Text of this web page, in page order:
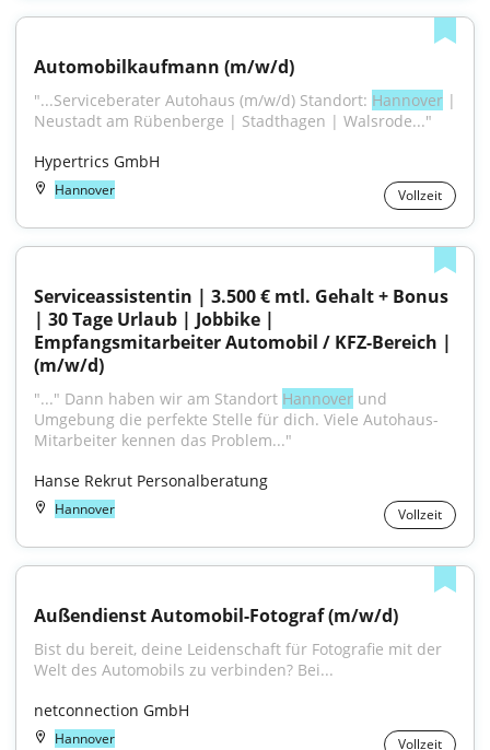
Automobilkaufmann (m/w/d)
"...Serviceberater Autohaus (m/w/d) Standort: Hannover |
Neustadt am Rübenberge | Stadthagen | Walsrode..."
Hypertrics GmbH
Hannover Vollzeit
Serviceassistentin | 3.500 € mtl. Gehalt + Bonus
| 30 Tage Urlaub | Jobbike |
Empfangsmitarbeiter Automobil / KFZ-Bereich |
(m/w/d)
"..." Dann haben wir am Standort Hannover und
Umgebung die perfekte Stelle für dich. Viele Autohaus-
Mitarbeiter kennen das Problem..."
Hanse Rekrut Personalberatung
Hannover Vollzeit
Außendienst Automobil-Fotograf (m/w/d)
Bist du bereit, deine Leidenschaft für Fotografie mit der
Welt des Automobils zu verbinden? Bei...
netconnection GmbH
Hannover Vollzeit